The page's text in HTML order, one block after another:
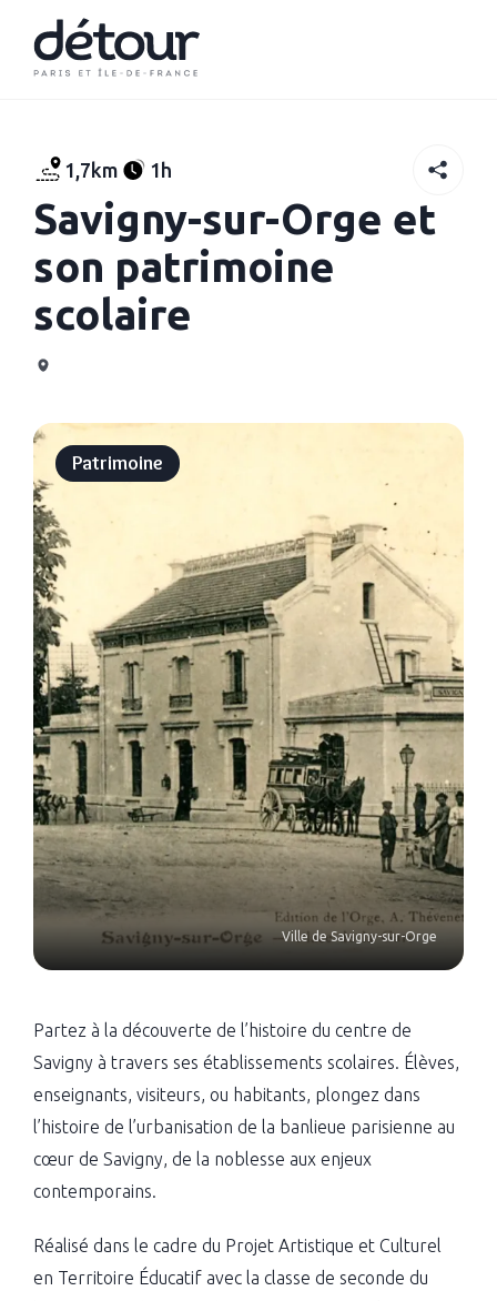
1,7km 1h
Savigny-sur-Orge et
son patrimoine
scolaire
Patrimoine
Ville de Savigny-sur-Orge
Partez à la découverte de l’histoire du centre de
Savigny à travers ses établissements scolaires. Élèves,
enseignants, visiteurs, ou habitants, plongez dans
l’histoire de l’urbanisation de la banlieue parisienne au
cœur de Savigny, de la noblesse aux enjeux
contemporains.
Réalisé dans le cadre du Projet Artistique et Culturel
en Territoire Éducatif avec la classe de seconde du